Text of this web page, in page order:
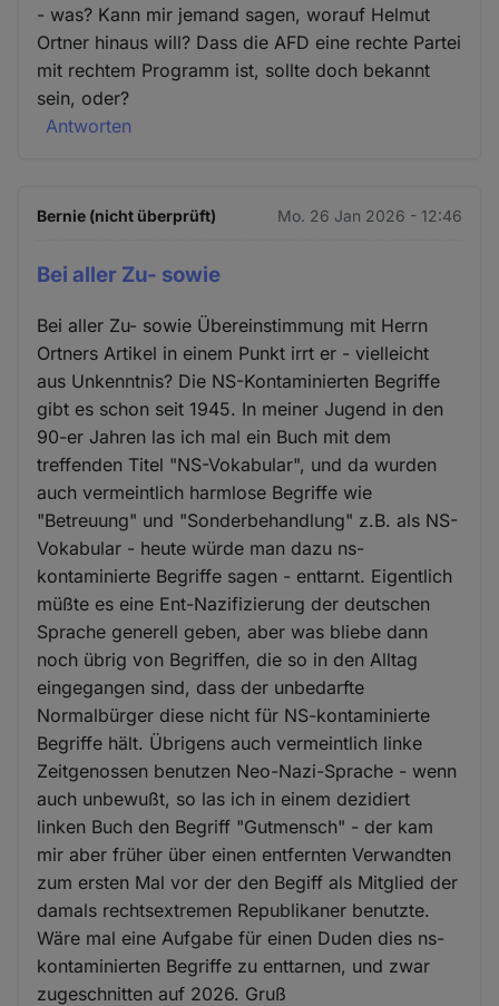
- was? Kann mir jemand sagen, worauf Helmut
Ortner hinaus will? Dass die AFD eine rechte Partei
mit rechtem Programm ist, sollte doch bekannt
sein, oder?
Antworten
Bernie (nicht überprüft) Mo. 26 Jan 2026 - 12:46
Bei aller Zu- sowie
Bei aller Zu- sowie Übereinstimmung mit Herrn
Ortners Artikel in einem Punkt irrt er - vielleicht
aus Unkenntnis? Die NS-Kontaminierten Begriffe
gibt es schon seit 1945. In meiner Jugend in den
90-er Jahren las ich mal ein Buch mit dem
treffenden Titel "NS-Vokabular", und da wurden
auch vermeintlich harmlose Begriffe wie
"Betreuung" und "Sonderbehandlung" z.B. als NS-
Vokabular - heute würde man dazu ns-
kontaminierte Begriffe sagen - enttarnt. Eigentlich
müßte es eine Ent-Nazifizierung der deutschen
Sprache generell geben, aber was bliebe dann
noch übrig von Begriffen, die so in den Alltag
eingegangen sind, dass der unbedarfte
Normalbürger diese nicht für NS-kontaminierte
Begriffe hält. Übrigens auch vermeintlich linke
Zeitgenossen benutzen Neo-Nazi-Sprache - wenn
auch unbewußt, so las ich in einem dezidiert
linken Buch den Begriff "Gutmensch" - der kam
mir aber früher über einen entfernten Verwandten
zum ersten Mal vor der den Begiff als Mitglied der
damals rechtsextremen Republikaner benutzte.
Wäre mal eine Aufgabe für einen Duden dies ns-
kontaminierten Begriffe zu enttarnen, und zwar
zugeschnitten auf 2026. Gruß